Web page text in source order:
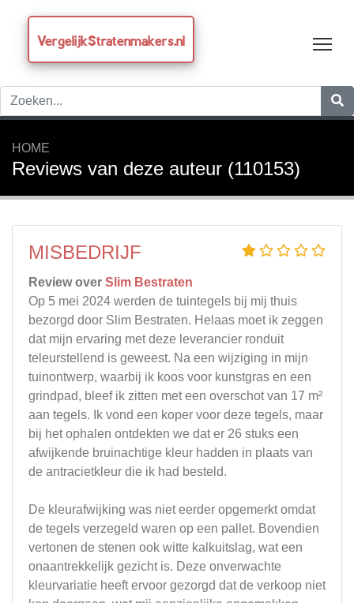
VergelijkStratenmakers.nl
HOME
Reviews van deze auteur (110153)
MISBEDRIJF
Review over Slim Bestraten
Op 5 mei 2024 werden de tuintegels bij mij thuis
bezorgd door Slim Bestraten. Helaas moet ik zeggen
dat mijn ervaring met deze leverancier ronduit
teleurstellend is geweest. Na een wijziging in mijn
tuinontwerp, waarbij ik koos voor kunstgras en een
grindpad, bleef ik zitten met een overschot van 17 m²
aan tegels. Ik vond een koper voor deze tegels, maar
bij het ophalen ontdekten we dat er 26 stuks een
afwijkende bruinachtige kleur hadden in plaats van
de antracietkleur die ik had besteld.
De kleurafwijking was niet eerder opgemerkt omdat
de tegels verzegeld waren op een pallet. Bovendien
vertonen de stenen ook witte kalkuitslag, wat een
onaantrekkelijk gezicht is. Deze onverwachte
kleurvariatie heeft ervoor gezorgd dat de verkoop niet